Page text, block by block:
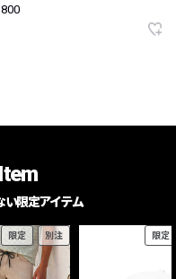
い限定アイテム
限定 別注 限定